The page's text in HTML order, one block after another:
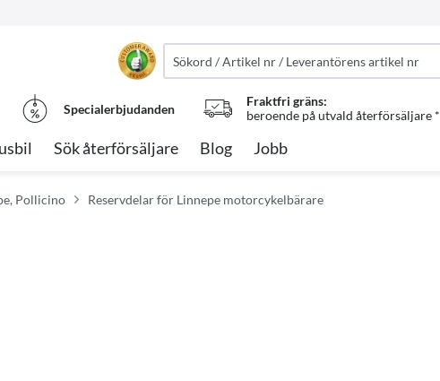
Specialerbjudanden
Fraktfri gräns:
beroende på utvald återförsäljare *
Sök återförsäljare Blog Jobb
Pollicino Reservdelar för Linnepe motorcykelbärare